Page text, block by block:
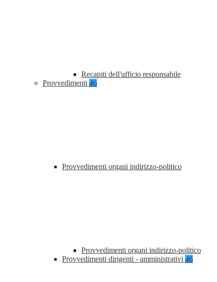
Recapiti dell'ufficio responsabile
Provvedimenti 46
Provvedimenti organi indirizzo-politico
Provvedimenti organi indirizzo-politico
Provvedimenti dirigenti - amministrativi 46